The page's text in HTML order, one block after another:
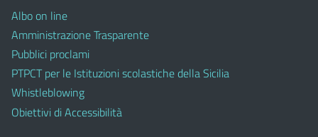
Albo on line
Amministrazione Trasparente
Pubblici proclami
PTPCT per le Istituzioni scolastiche della Sicilia
Whistleblowing
Obiettivi di Accessibilità